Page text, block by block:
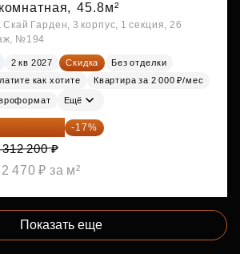
45.8м²
Гарден, 3 корпус, 1 секция, 26
№194
2 кв 2027 Скидка
Без отделки
как хотите
Квартира за 2 000 ₽/мес
Ещё
349 126 ₽ -17%
312 200 ₽
470 ₽ за м²
Показать еще